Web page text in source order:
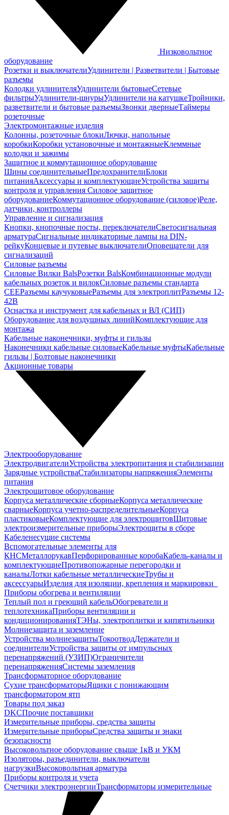
Низковольтное
оборудование
Розетки и выключателиУдлинители | Разветвители | Бытовые
разъемы
Колодки удлинителяУдлинители бытовыеСетевые
фильтрыУдлинители-шнурыУдлинители на катушкеТройники,
разветвители и бытовые разъемыЗвонки дверныеТаймеры
розеточные
Электромонтажные изделия
Колонны, розеточные блокиЛючки, напольные
коробкиКоробки установочные и монтажныеКлеммные
колодки и зажимы
Защитное и коммутационное оборудование
Шины соединительныеПредохранителиБлоки
питанияАксессуары и комплектующиеУстройства защиты
контроля и управления Силовое защитное
оборудованиеКоммутационное оборудование (силовое)Реле,
датчики, контроллеры
Управление и сигнализация
Кнопки, кнопочные посты, переключателиСветосигнальная
арматураСигнальные индикаторные лампы на DIN-
рейкуКонцевые и путевые выключателиОповещатели для
сигнализаций
Силовые разъемы
Силовые Вилки BalsРозетки BalsКомбинационные модули
кабельных розеток и вилокСиловые разъемы стандарта
CEEРазъемы каучуковыеРазъемы для электроплитРазъемы 12-
42В
Оснастка и инструмент для кабельных и ВЛ (СИП)
Оборудование для воздушных линийКомплектующие для
монтажа
Кабельные наконечники, муфты и гильзы
Наконечники кабельные силовыеКабельные муфтыКабельные
гильзы | Болтовые наконечники
Акционные товары
Электрооборудование
ЭлектродвигателиУстройства электропитания и стабилизации
Зарядные устройстваСтабилизаторы напряженияЭлементы
питания
Электрощитовое оборудование
Корпуса металлические сборныеКорпуса металлические
сварныеКорпуса учетно-распределительныеКорпуса
пластиковыеКомплектующие для электрощитовЩитовые
электроизмерительные приборыЭлектрощиты в сборе
Кабеленесущие системы
Вспомогательные элементы для
КНСМеталлорукавПерфорированные коробаКабель-каналы и
комплектующиеПротивопожарные перегородки и
каналыЛотки кабельные металлическиеТрубы и
аксессуарыИзделия для изоляции, крепления и маркировки
Приборы обогрева и вентиляции
Теплый пол и греющий кабельОбогреватели и
теплотехникаПриборы вентиляции и
кондиционированияТЭНы, электроплитки и кипятильники
Молниезащита и заземление
Устройства молниезащитыТокоотводДержатели и
соединителиУстройства защиты от импульсных
перенапряжений (УЗИП)Ограничители
перенапряженияСистемы заземления
Трансформаторное оборудование
Сухие трансформаторыЯщики с понижающим
трансформатором ятп
Товары под заказ
DKCПрочие поставщики
Измерительные приборы, средства защиты
Измерительные приборыСредства защиты и знаки
безопасности
Высоковольтное оборудование свыше 1кВ и УКМ
Изоляторы, разъединители, выключатели
нагрузкиВысоковольтная арматура
Приборы контроля и учета
Счетчики электроэнергииТрансформаторы измерительные